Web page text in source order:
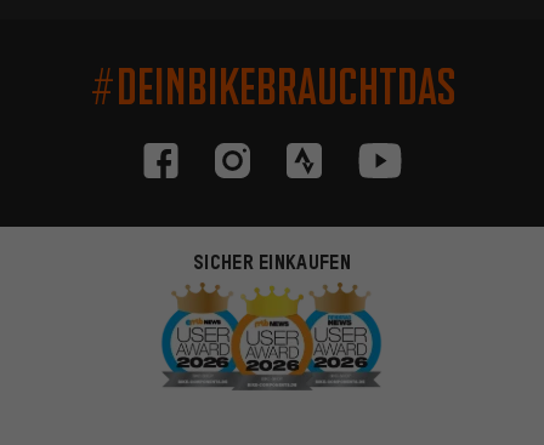
#DEINBIKEBRAUCHTDAS
SICHER EINKAUFEN